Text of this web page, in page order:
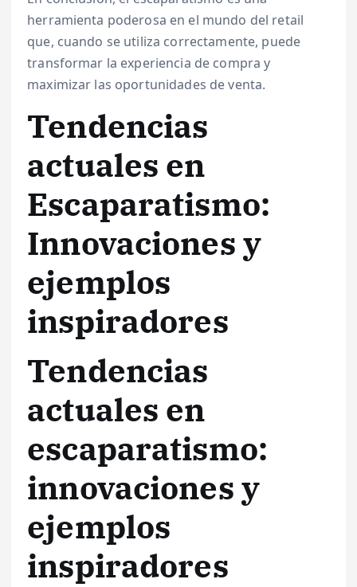
herramienta poderosa en el mundo del retail
que, cuando se utiliza correctamente, puede
transformar la experiencia de compra y
maximizar las oportunidades de venta.
Tendencias
actuales en
Escaparatismo:
Innovaciones y
ejemplos
inspiradores
Tendencias
actuales en
escaparatismo:
innovaciones y
ejemplos
inspiradores